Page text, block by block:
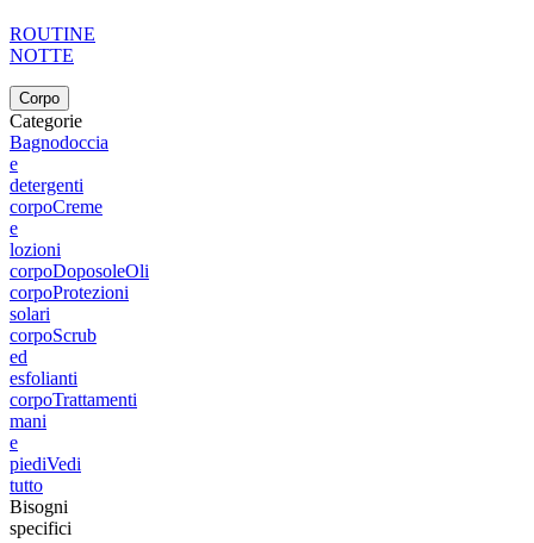
ROUTINE
NOTTE
Corpo
Categorie
Bagnodoccia
e
detergenti
corpoCreme
e
lozioni
corpoDoposoleOli
corpoProtezioni
solari
corpoScrub
ed
esfolianti
corpoTrattamenti
mani
e
piediVedi
tutto
Bisogni
specifici